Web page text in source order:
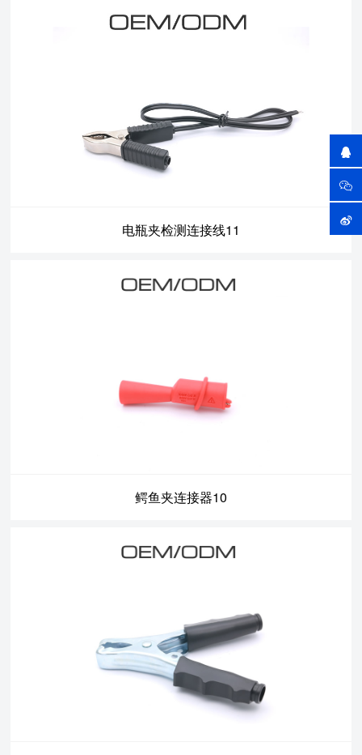
电瓶夹检测连接线11
鳄鱼夹连接器10